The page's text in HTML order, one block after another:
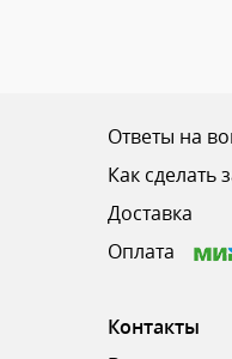
Ответы на
Как сделать
Доставка
Оплата
Контакты